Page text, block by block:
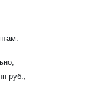
руб.;